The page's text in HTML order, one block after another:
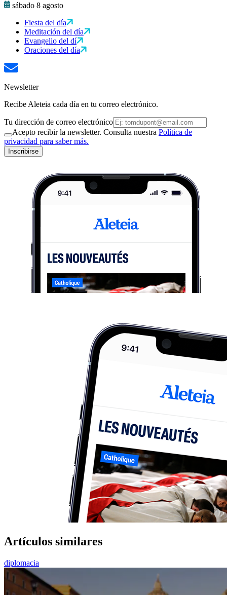
sábado 8 agosto
Fiesta del día
Meditación del día
Evangelio del dí
Oraciones del día
Newsletter
Recibe Aleteia cada día en tu correo electrónico.
Tu dirección de correo electrónico
Acepto recibir la newsletter. Consulta nuestra Política de
privacidad para saber más.
Inscribirse
Artículos similares
diplomacia